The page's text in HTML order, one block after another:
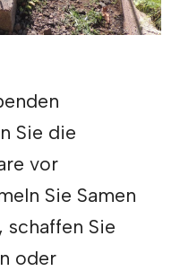
Sie die
vor
Sie Samen
schaffen Sie
oder